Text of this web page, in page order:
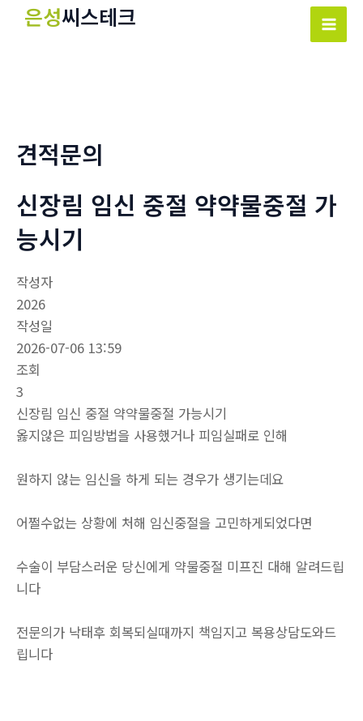
은성씨스테크
Main
견적문의
신장림 임신 중절 약약물중절 가
능시기
작성자
2026
작성일
2026-07-06 13:59
조회
3
신장림 임신 중절 약약물중절 가능시기
옳지않은 피임방법을 사용했거나 피임실패로 인해
원하지 않는 임신을 하게 되는 경우가 생기는데요
어쩔수없는 상황에 처해 임신중절을 고민하게되었다면
수술이 부담스러운 당신에게 약물중절 미프진 대해 알려드립
니다
전문의가 낙태후 회복되실때까지 책임지고 복용상담도와드
립니다